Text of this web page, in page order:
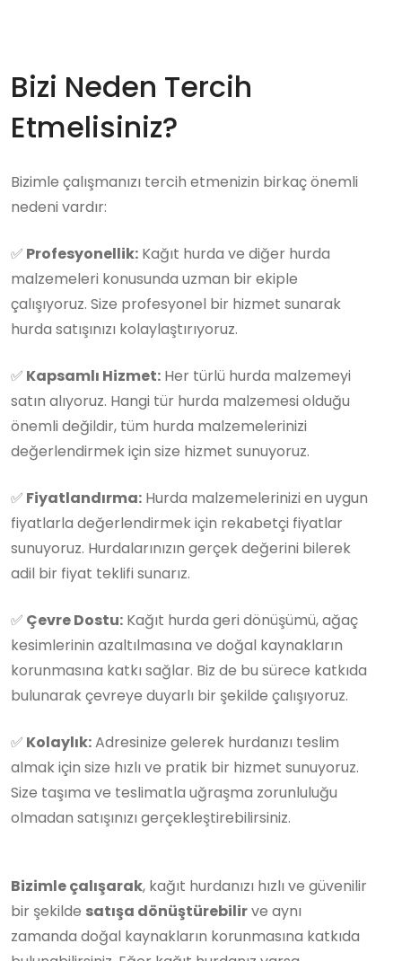
Bizi Neden Tercih
Etmelisiniz?
Bizimle çalışmanızı tercih etmenizin birkaç önemli
nedeni vardır:
✅ Profesyonellik: Kağıt hurda ve diğer hurda
malzemeleri konusunda uzman bir ekiple
çalışıyoruz. Size profesyonel bir hizmet sunarak
hurda satışınızı kolaylaştırıyoruz.
✅ Kapsamlı Hizmet: Her türlü hurda malzemeyi
satın alıyoruz. Hangi tür hurda malzemesi olduğu
önemli değildir, tüm hurda malzemelerinizi
değerlendirmek için size hizmet sunuyoruz.
✅ Fiyatlandırma: Hurda malzemelerinizi en uygun
fiyatlarla değerlendirmek için rekabetçi fiyatlar
sunuyoruz. Hurdalarınızın gerçek değerini bilerek
adil bir fiyat teklifi sunarız.
✅ Çevre Dostu: Kağıt hurda geri dönüşümü, ağaç
kesimlerinin azaltılmasına ve doğal kaynakların
korunmasına katkı sağlar. Biz de bu sürece katkıda
bulunarak çevreye duyarlı bir şekilde çalışıyoruz.
✅ Kolaylık:Adresinize gelerek hurdanızı teslim
almak için size hızlı ve pratik bir hizmet sunuyoruz.
Size taşıma ve teslimatla uğraşma zorunluluğu
olmadan satışınızı gerçekleştirebilirsiniz.
Bizimle çalışarak, kağıt hurdanızı hızlı ve güvenilir
bir şekilde satışa dönüştürebilirve aynı
zamanda doğal kaynakların korunmasına katkıda